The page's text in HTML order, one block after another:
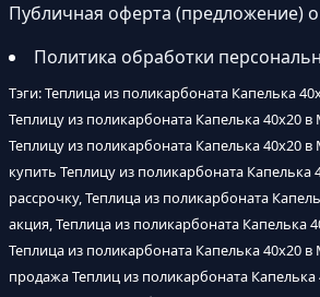
Публичная оферта (предложение)
Политика обработки
Тэги: Теплица из поликарбоната Капелька
Теплицу из поликарбоната Капелька 40х20 в
Теплицу из поликарбоната Капелька 40х20 в
купить Теплицу из поликарбоната Капелька
рассрочку, Теплица из поликарбоната
акция, Теплица из поликарбоната Капелька
Теплица из поликарбоната Капелька 40х20
продажа Теплиц из поликарбоната